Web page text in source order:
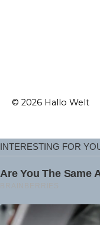
© 2026 Hallo Welt